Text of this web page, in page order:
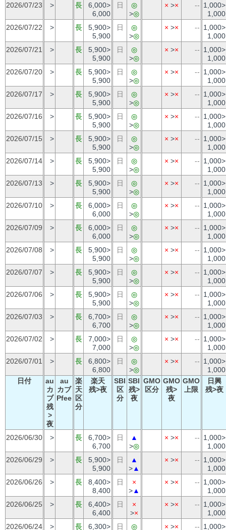
2026/07/23
> 長
6,000>
6,000
日
◎
>◎
× >× -- 1,000>
1,000
2026/07/22
> 長
5,900>
5,900
日
◎
>◎
× >× -- 1,000>
1,000
2026/07/21
> 長
5,900>
5,900
日
◎
>◎
× >× -- 1,000>
1,000
2026/07/20
> 長
5,900>
5,900
日
◎
>◎
× >× -- 1,000>
1,000
2026/07/17
> 長
5,900>
5,900
日
◎
>◎
× >× -- 1,000>
1,000
2026/07/16
> 長
5,900>
5,900
日
◎
>◎
× >× -- 1,000>
1,000
2026/07/15
> 長
5,900>
5,900
日
◎
>◎
× >× -- 1,000>
1,000
2026/07/14
> 長
5,900>
5,900
日
◎
>◎
× >× -- 1,000>
1,000
2026/07/13
> 長
5,900>
5,900
日
◎
>◎
× >× -- 1,000>
1,000
2026/07/10
> 長
6,000>
6,000
日
◎
>◎
× >× -- 1,000>
1,000
2026/07/09
> 長
6,000>
6,000
日
◎
>◎
× >× -- 1,000>
1,000
2026/07/08
> 長
5,900>
5,900
日
◎
>◎
× >× -- 1,000>
1,000
2026/07/07
> 長
5,900>
5,900
日
◎
>◎
× >× -- 1,000>
1,000
2026/07/06
> 長
5,900>
5,900
日
◎
>◎
× >× -- 1,000>
1,000
2026/07/03
> 長
6,700>
6,700
日
◎
>◎
× >× -- 1,000>
1,000
2026/07/02
> 長
7,000>
7,000
日
◎
>◎
× >× -- 1,000>
1,000
2026/07/01
> 長
6,800>
6,800
日
◎
>◎
× >× -- 1,000>
1,000
日付
au
カ
ブ
残
>
夜
au
カブ
Pfee
楽
天
区
分
楽天
残>夜
SBI
区
分
SBI
残>
夜
GMO
区分
GMO
残>
夜
GMO
上限
日興
残>夜
2026/06/30 > 長
6,700>
6,700
日
▲
>◎
× >× -- 1,000>
1,000
2026/06/29
> 長
5,900>
5,900
日
▲
>▲
× >× -- 1,000>
1,000
2026/06/26
> 長
8,400>
8,400
日
×
>▲
× >× -- 1,000>
1,000
2026/06/25
> 長
6,400>
6,400
日
×
>×
× >× -- 1,000>
1,000
2026/06/24
> 長 6,300> 日 ◎ × >× -- 1,000>